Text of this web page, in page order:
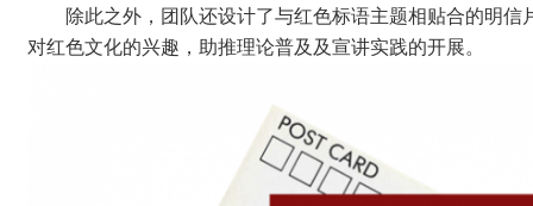
除此之外，团队还设计了与红色标语主题相贴合的明
对红色文化的兴趣，助推理论普及及宣讲实践的开展。